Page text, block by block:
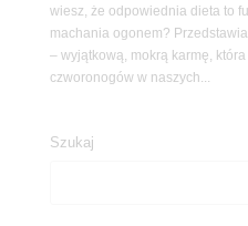
wiesz, że odpowiednia dieta to
machania ogonem?
– wyjątkową, mokrą karmę,
czworonogów w naszych...
Szukaj